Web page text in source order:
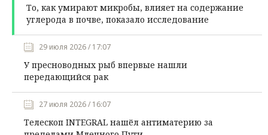
То, как умирают микробы, влияет на содержание
углерода в почве, показало исследование
29 июля 2026 / 17:07
У пресноводных рыб впервые нашли
передающийся рак
27 июля 2026 / 16:07
Телескоп INTEGRAL нашёл антиматерию за